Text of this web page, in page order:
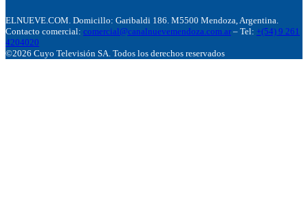
ELNUEVE.COM. Domicillo: Garibaldi 186. M5500 Mendoza, Argentina.
Contacto comercial: comercial@canalnuevemendoza.com.ar – Tel: +(54) 9 261
4204020
©2026 Cuyo Televisión SA. Todos los derechos reservados